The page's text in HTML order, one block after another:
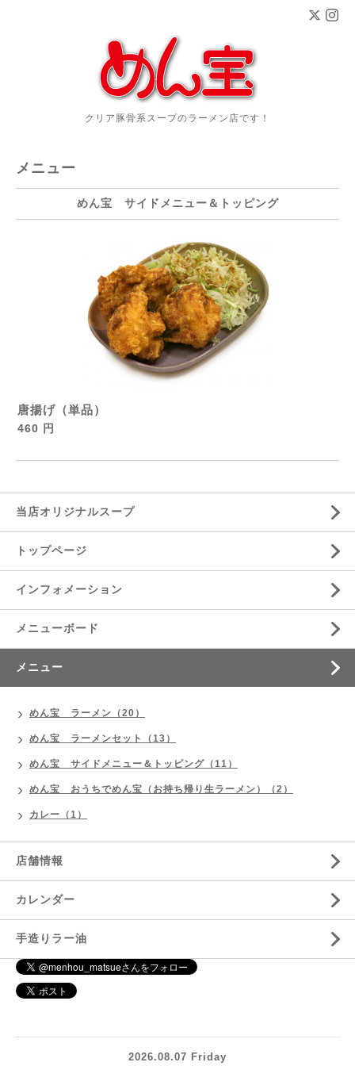
クリア豚骨系スープのラーメン店です！
メニュー
めん宝 サイドメニュー＆トッピング
唐揚げ（単品）
460 円
当店オリジナルスープ
トップページ
インフォメーション
メニューボード
メニュー
めん宝 ラーメン（20）
めん宝 ラーメンセット（13）
めん宝 サイドメニュー＆トッピング（11）
めん宝 おうちでめん宝（お持ち帰り生ラーメン）（2）
カレー（1）
店舗情報
カレンダー
手造りラー油
2026.08.07 Friday